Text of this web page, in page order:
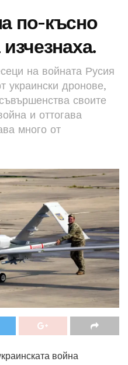
по-късно
на войната Русия
украински дронове,
своите
и оттогава
много от
война